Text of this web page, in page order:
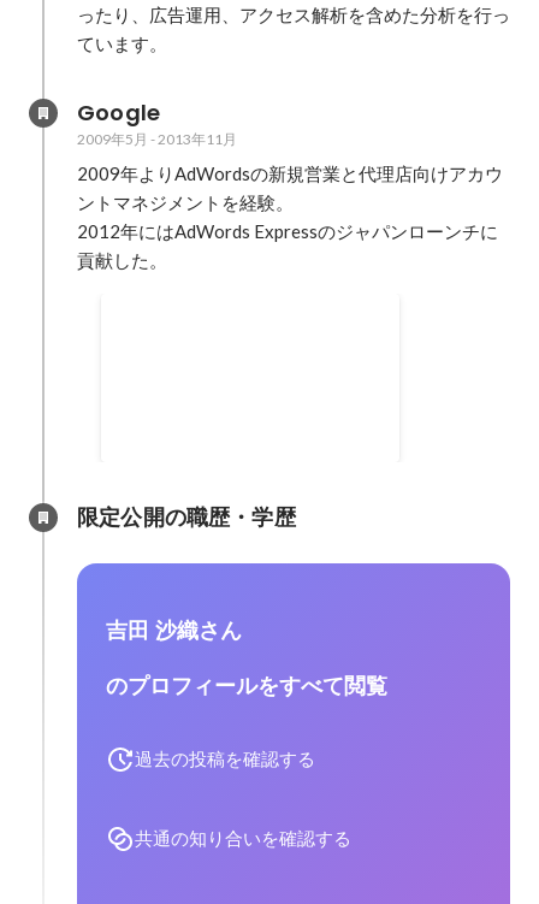
ったり、広告運用、アクセス解析を含めた分析を行っ
ています。
Google
2009年5月 -2013年11月
2009年よりAdWordsの新規営業と代理店向けアカウ
ントマネジメントを経験。
2012年にはAdWords Expressのジャパンローンチに
貢献した。
本オリジナルのカスタマイズを行
限定公開の職歴・学歴
吉田 沙織さん
のプロフィールをすべて閲覧
過去の投稿を確認する
共通の知り合いを確認する